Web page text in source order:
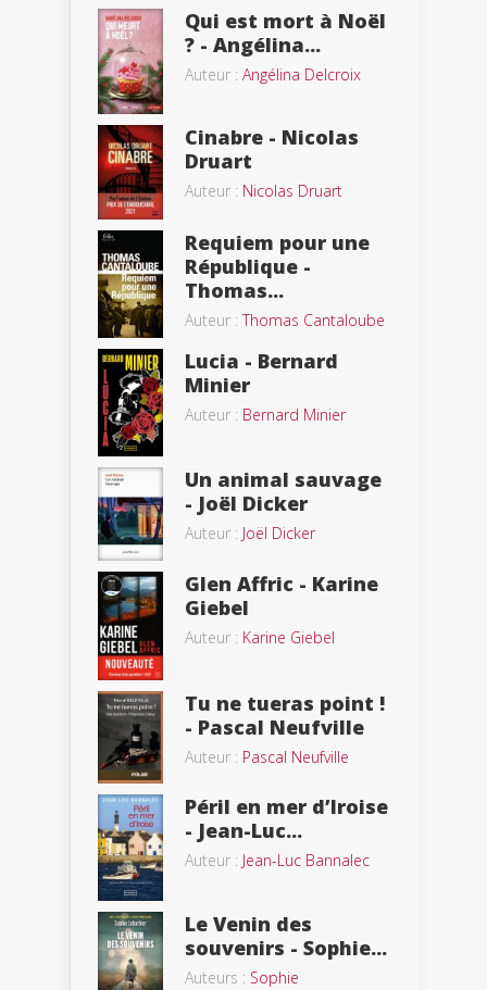
Qui est mort à Noël
? - Angélina...
Auteur : Angélina Delcroix
Cinabre - Nicolas
Druart
Auteur : Nicolas Druart
Requiem pour une
République -
Thomas...
Auteur :Thomas Cantaloube
Lucia - Bernard
Minier
Auteur : Bernard Minier
Un animal sauvage
- Joël Dicker
Auteur : Joël Dicker
Glen Affric - Karine
Giebel
Auteur : Karine Giebel
Tu ne tueras point !
- Pascal Neufville
Auteur : Pascal Neufville
Péril en mer d’Iroise
- Jean-Luc...
Auteur : Jean-Luc Bannalec
Le Venin des
souvenirs - Sophie...
Auteurs : Sophie